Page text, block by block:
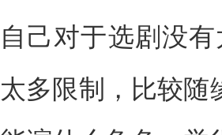
自己对于选剧没
太多限制，比较随